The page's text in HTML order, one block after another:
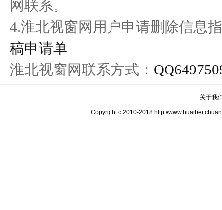
网联系。
4.淮北视窗网用户申请删除信息
稿申请单
淮北视窗网联系方式：
关于我
Copyright c 2010-2018 http://